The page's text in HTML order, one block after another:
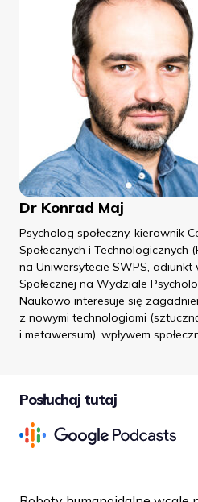
Dr Konrad Maj
Psycholog społeczny, kierownik
Społecznych i Technologicznych
na Uniwersytecie SWPS,
Społecznej na Wydziale
Naukowo interesuje się
z nowymi technologiami
i metawersum), wpływem
Posłuchaj tutaj